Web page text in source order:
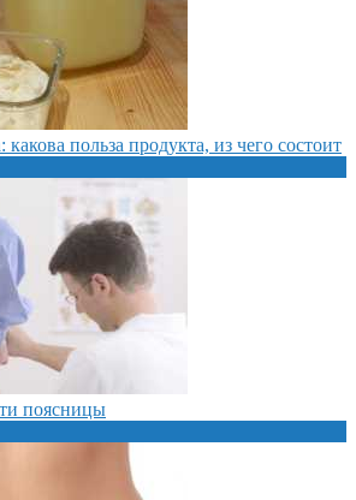
польза продукта, из чего состоит
поясницы